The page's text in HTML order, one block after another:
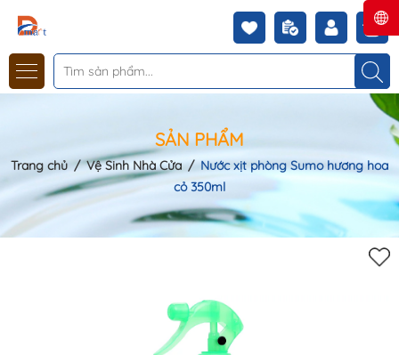
SẢN PHẨM
Trang chủ / Vệ Sinh Nhà Cửa / Nước xịt phòng Sumo hương hoa
cỏ 350ml